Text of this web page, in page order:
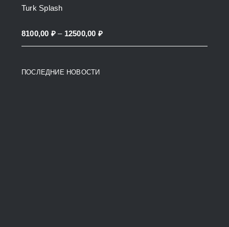
Turk Splash
8100,00 ₽ – 12500,00 ₽Price
range:
ПОСЛЕДНИЕ НОВОСТИ